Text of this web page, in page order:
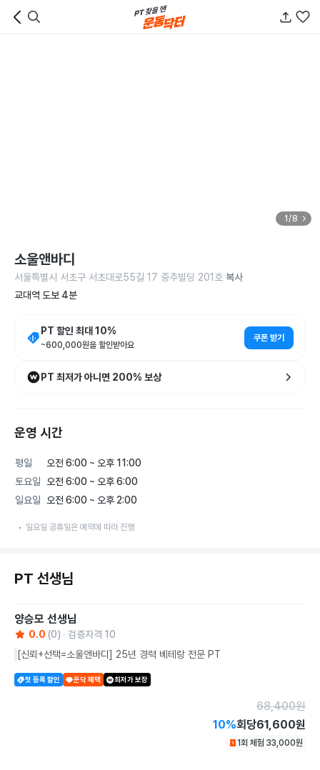
1/8
소울앤바디
서울특별시 서초구 서초대로55길 17 중추빌딩 201호 복사
교대역 도보 4분
PT 할인 최대 10%
~600,000원을 할인받아요
쿠폰 받기
PT 최저가 아니면 200% 보상
운영 시간
평일
오전 6:00 ~ 오후 11:00
토요일
오전 6:00 ~ 오후 6:00
일요일
오전 6:00 ~ 오후 2:00
일요일 공휴일은 예약에 따라 진행
PT 선생님
양승모 선생님
0.0 (0)
검증자격 10
[신뢰+선택=소울앤바디] 25년 경력 베테랑 전문 PT
첫 등록 할인 운닥 혜택 최저가 보장
68,400원
10%회당61,600원
1회 체험 33,000원